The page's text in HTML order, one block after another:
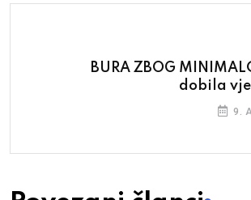
BURA ZBOG
dobila
9.